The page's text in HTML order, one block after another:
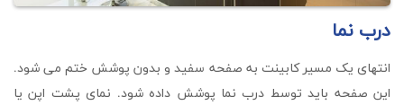
درب نما
انتهای یک مسیر کابینت به صفحه سفید و بدون پوشش ختم می شود.
این صفحه باید توسط درب نما پوشش داده شود. نمای پشت اپن یا